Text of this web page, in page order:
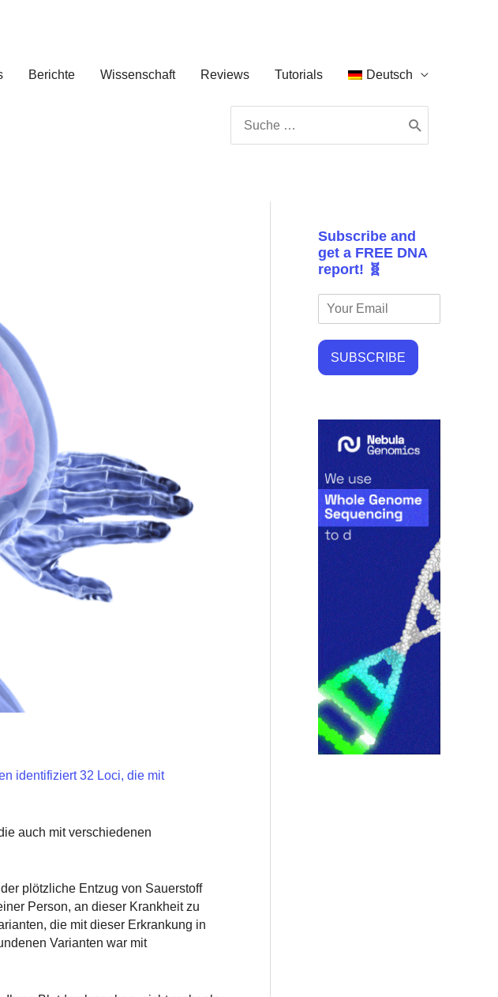
Berichte Wissenschaft Reviews Tutorials Deutsch
for:
identifiziert 32 Loci, die mit
auch mit verschiedenen
plötzliche Entzug von Sauerstoff
Person, an dieser Krankheit zu
die mit dieser Erkrankung in
Varianten war mit
Subscribe and
get a FREE DNA
report! 🧬
SUBSCRIBE